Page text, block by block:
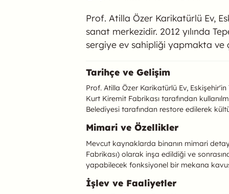
Prof. Atilla Özer Karikatürlü Ev,
sanat merkezidir. 2012 yılında
sergiye ev sahipliği yapmakta
Prof. Atilla Özer
Tarihçe ve Gelişim
Prof. Atilla Özer Karikatürlü Ev,
Kurt Kiremit Fabrikası tarafından
Belediyesi tarafından restore edilerek
Mimari ve Özellikler
Mevcut kaynaklarda binanın mimari
Fabrikası) olarak inşa edildiği ve
yapabilecek fonksiyonel bir mekana
İşlev ve Faaliyetler